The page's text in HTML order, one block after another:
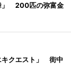
」 200匹の弥富金
キクエスト」 街中